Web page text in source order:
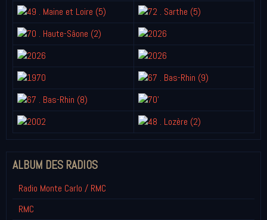
ALBUM DES RADIOS
Radio Monte Carlo / RMC
RMC